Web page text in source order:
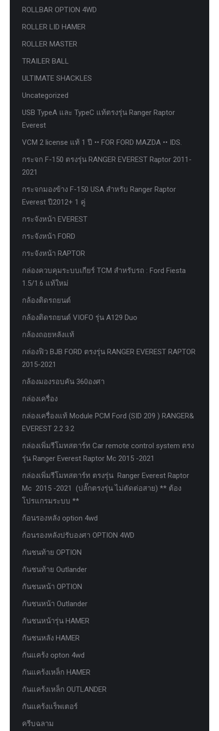
ROLLBAR OPTION 4WD
ROLLER LID HAMER
ROLLER MASTER
TRAILER BALL
ULTIMATE SHACKLES
Uncategorized
USB TypeA และ TypeC แท้ตรงรุ่น Ranger Raptor
Everest
VCM 2 license แท้ 1 ปี •• FOR FORD MAZDA •• IDS.
กระจก F-150 ตรงรุ่น RANGER EVEREST Raptor 2011-
2021
กระจกมองข้าง F-150 USA สำหรับ Ranger Raptor
Everest ปี2012+ 1 คู่
กระจังหน้า EVEREST
กระจังหน้า FORD
กระจังหน้า RAPTOR
กล่องควบคุมระบบเกียร์ TCM สำหรับรถ : Ford Fiesta
1.5/1.6 แท้ใหม่
กล้องติดรถยนต์
กล้องติดรถยนต์ VIOFO รุ่น A129 Duo
กล้องถอยหลังแท้
กล่องฟิว BJB FORD ตรงรุ่น RANGER EVEREST RAPTOR
2015-2021
กล้องมองรอบคัน 360องศา
กล่องเครื่อง
กล่องเครื่องแท้ Module PCM Ford (SID 209 ) RANGER&
EVEREST 2.2 3.2
กล่องเพิ่มรีโมทสตาร์ท Car remote control system ตรง
รุ่น Ranger Everest Raptor Mc 2015 -2021
กล่องเพิ่มรีโมทสตาร์ท ตรงรุ่น Ranger Everest Raptor
Mc 2015 -2021 (ปลั๊กตรงรุ่น ไม่ตัดต่อสาย) ** ต้อง
โปรแกรมระบบ **
ก้อนรองหลัง option 4wd
ก้อนรองหลังปรับองศา OPTION 4WD
กันชนท้าย OPTION
กันชนท้าย Outlander
กันชนหน้า OPTION
กันชนหน้า Outlander
กันชนหน้ารุ่น HAMER
กันชนหลัง HAMER
กันแคร้ง opton 4wd
กันแคร้งเหล็ก HAMER
กันแคร้งเหล็ก OUTLANDER
กันแคร้งแร็พเตอร์
ครีบฉลาม